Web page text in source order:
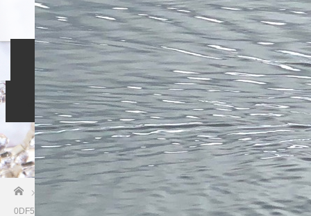
ホーム 入会のご案内 当相談所について
よくある質問 ご成婚者の声 お問い合わせ
スタッフブログ
ホーム
ブログ一覧
90A96ED2-A41A-4009-827F-
0DF5D7760C52